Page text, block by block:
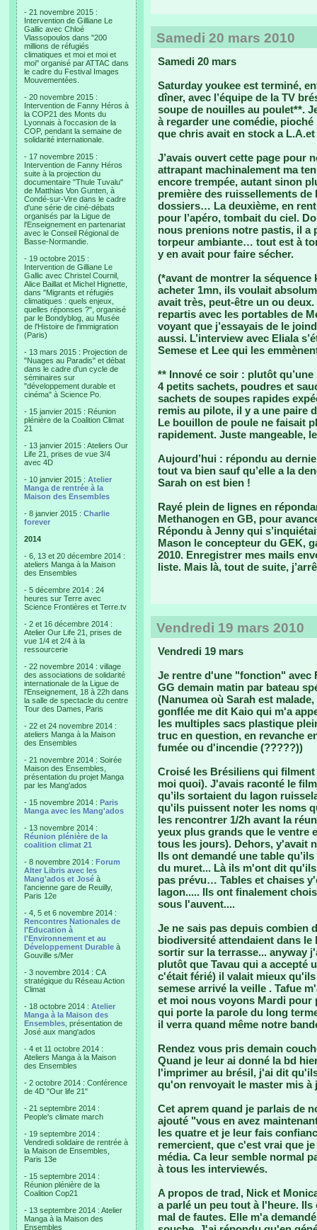
- 21 novembre 2015 :
Intervention de Gilliane Le
Gallic avec Chloé
Vlassopoulos dans "200
millions de réfugiés
climatiques et moi et moi et
moi" organisé par ATTAC dans
le cadre du Festival Images
Mouvementées.
- 20 novembre 2015 :
Intervention de Fanny Héros à
la COP21 des Monts du
Lyonnais à l'occasion de la
COP, pendant la semaine de
solidarité internationale.
- 17 novembre 2015 :
Intervention de Fanny Héros
suite à la projection du
documentaire "Thule Tuvalu"
de Matthias Von Gunten, à
Condé-sur-Vire dans le cadre
d'une série de ciné-débats
organisés par la Ligue de
l'Enseignement en partenariat
avec le Conseil Régional de
Basse-Normandie.
- 19 octobre 2015 :
Intervention de Gilliane Le
Gallic avec Christel Cournil,
Alice Baillat et Michel Hignette,
dans "Migrants et réfugiés
climatiques : quels enjeux,
quelles réponses ?", organisé
par le Bondyblog, au Musée
de l'Histoire de l'immigration
(Paris)
- 13 mars 2015 : Projection de
"Nuages au Paradis" et débat
dans le cadre d'un cycle de
séminaires sur
"développement durable et
cinéma" à Science Po.
- 15 janvier 2015 : Réunion
plénière de la Coalition Climat
21
- 13 janvier 2015 : Ateliers Our
Life 21, prises de vue 3/4
avec 4D
- 10 janvier 2015 : Atelier
Manga de rentrée à la
Maison des Ensembles
- 8 janvier 2015 : Charlie
forever
2014
- 6, 13 et 20 décembre 2014 :
ateliers Manga à la Maison
des Ensembles
- 5 décembre 2014 : 24
heures sur Terre avec
Science Frontières et Terre.tv
- 2 et 16 décembre 2014 :
Atelier Our Life 21, prises de
vue 1/4 et 2/4 à la
ressourcerie
- 22 novembre 2014 : village
des associations de solidarité
internationale de la Ligue de
l'Enseignement, 18 à 22h dans
la salle de spectacle du centre
Tour des Dames, Paris
- 22 et 24 novembre 2014 :
ateliers Manga à la Maison
des Ensembles
- 21 novembre 2014 : Soirée
Maison des Ensembles,
présentation du projet Manga
par les Mang'ados
- 15 novembre 2014 : Paris
Manga avec les Mang'ados
- 13 novembre 2014 :
Réunion plénière de la
coalition climat 21
- 8 novembre 2014 : Forum
Alter Libris avec les
Mang'ados et José à
l'ancienne gare de Reuilly,
Paris 12e
- 4, 5 et 6 novembre 2014 :
Rencontres Nationales de
l'Education à
l'Environnement et au
Développement Durable à
Gouville s/Mer
- 3 novembre 2014 : CA
stratégique du Réseau Action
Climat
- 18 octobre 2014 : Atelier
Manga à la Maison des
Ensembles , présentation de
José aux mang'ados
- 4 et 11 octobre 2014 :
Ateliers Manga à la Maison
des Ensembles
- 2 octobre 2014 : Conférence
de 4D "Our life 21"
- 21 septembre 2014 :
People's climate march
- 19 septembre 2014 :
Vendredi solidaire de rentrée à
la Maison de Ensembles,
Paris 13e
- 15 septembre 2014 :
Réunion plénière de la
Coalition Cop21
- 13 septembre 2014 : Atelier
Manga à la Maison des
Ensembles
Samedi 20 mars 2010
Samedi 20 mars
Saturday youkee est terminé,
dîner, avec l’équipe de la TV
soupe de nouilles au poulet**.
à regarder une comédie,
que chris avait en stock a
J’avais ouvert cette page pour
attrapant machinalement ma
encore trempée, autant sinon
première des ruissellements de
dossiers… La deuxième, en
pour l’apéro, tombait du ciel.
nous prenions notre pastis, il a
torpeur ambiante… tout est à
y en avait pour faire sécher.
(*avant de montrer la
acheter 1mn, ils voulait
avait très, peut-être un ou
repartis avec les portables de
voyant que j’essayais de le
aussi. L’interview avec Eliala
Semese et Lee qui les
** Innové ce soir : plutôt
4 petits sachets, poudres et
sachets de soupes rapides
remis au pilote, il y a une paire
Le bouillon de poule ne faisait
rapidement. Juste mangeable,
Aujourd’hui : répondu au
tout va bien sauf qu’elle a la
Sarah on est bien !
Rayé plein de lignes en
Methanogen en GB, pour
Répondu à Jenny qui
Mason le concepteur du GEK,
2010. Enregistrer mes mails
liste. Mais là, tout de suite,
Vendredi 19 mars 2010
Vendredi 19 mars
Je rentre d'une "fonction" avec
GG demain matin par bateau
(Nanumea où Sarah est
gonflée me dit Kaio qui m'a
les multiples sacs plastique
truc en question, en revanche
fumée ou d'incendie (?????))
Croisé les Brésiliens qui
moi quoi). J'avais raconté le
qu’ils sortaient du lagon
qu'ils puissent noter les noms
les rencontrer 1/2h avant la
yeux plus grands que le ventre
tous les jours). Dehors, y'avait
Ils ont demandé une table
du muret... Là ils m'ont dit
pas prévu… Tables et chaises
lagon..... Ils ont finalement
sous l'auvent....
Je ne sais pas depuis combien
biodiversité attendaient dans
sortir sur la terrasse... anyway
plutôt que Tavau qui a accepté
c'était férié) il valait mieux
semese arrivé la veille . Tafue
et moi nous voyons Mardi pour
qui porte la parole du long
il verra quand même notre
Rendez vous pris demain
Quand je leur ai donné la bd
l'imprimer au brésil, j'ai dit
qu'on renvoyait le master mis à
Cet aprem quand je parlais de
ajouté "vous en avez
les quatre et je leur fais
remercient, que c'est vrai que
média. Ca leur semble normal
à tous les interviewés.
A propos de trad, Nick et
a parlé un peu tout à l'heure.
mal de fautes. Elle m'a